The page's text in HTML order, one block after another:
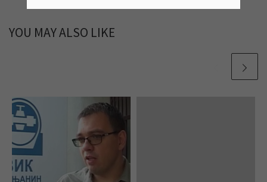
YOU MAY ALSO LIKE